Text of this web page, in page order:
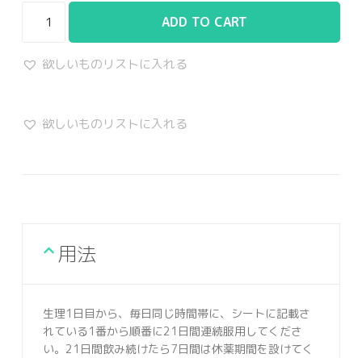
ADD TO CART
欲しいものリストに入れる
欲しいものリストに入れる
用法
生理1日目から、毎日同じ時間帯に、シートに記載さ
れている1番から順番に21日間連続服用してくださ
い。21日間飲み続けたら7日間は休薬期間を設けてく